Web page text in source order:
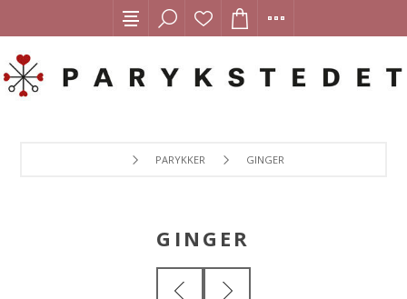
PARYKKER GINGER
GINGER